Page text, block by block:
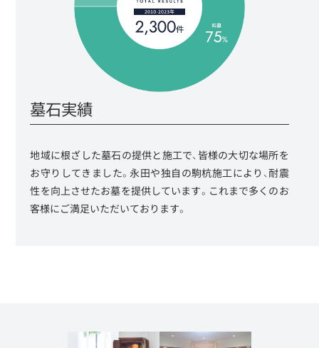
墓石実績
地域に根ざした墓石の提供と施工で、皆様の大切な場所を
お守りしてきました。永田や独自の駒杭施工により、耐震
性を向上させたお墓を提供しています。これまで多くのお
客様にご満足いただいております。